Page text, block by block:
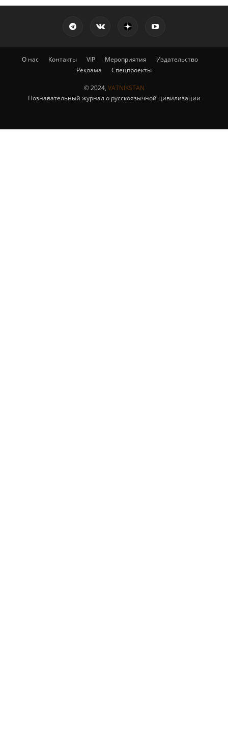
О нас Контакты VIP Мероприятия
Издательство
Реклама
Спецпроекты
© 2024, VATNIKSTAN
Познавательный журнал о русскоязычной цивилизации